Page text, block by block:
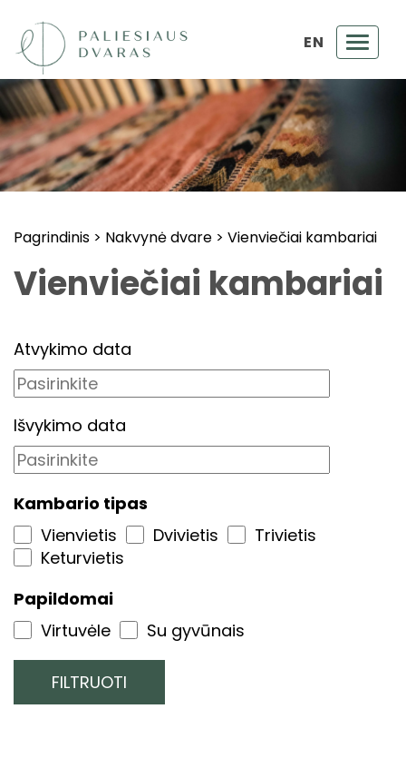
EN
Pagrindinis > Nakvynė dvare > Vienviečiai kambariai
Vienviečiai kambariai
Atvykimo data
Išvykimo data
Kambario tipas
Vienvietis
Dvivietis
Trivietis
Keturvietis
Papildomai
Virtuvėle
Su gyvūnais